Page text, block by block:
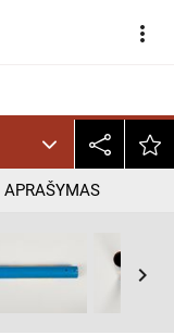
more_vert
APRAŠYMAS
keyboard_arrow_right